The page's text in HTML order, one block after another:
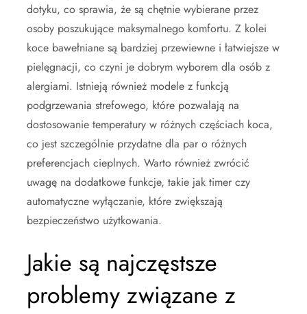
dotyku, co sprawia, że są chętnie wybierane przez
osoby poszukujące maksymalnego komfortu. Z kolei
koce bawełniane są bardziej przewiewne i łatwiejsze w
pielęgnacji, co czyni je dobrym wyborem dla osób z
alergiami. Istnieją również modele z funkcją
podgrzewania strefowego, które pozwalają na
dostosowanie temperatury w różnych częściach koca,
co jest szczególnie przydatne dla par o różnych
preferencjach cieplnych. Warto również zwrócić
uwagę na dodatkowe funkcje, takie jak timer czy
automatyczne wyłączanie, które zwiększają
bezpieczeństwo użytkowania.
Jakie są najczęstsze
problemy związane z